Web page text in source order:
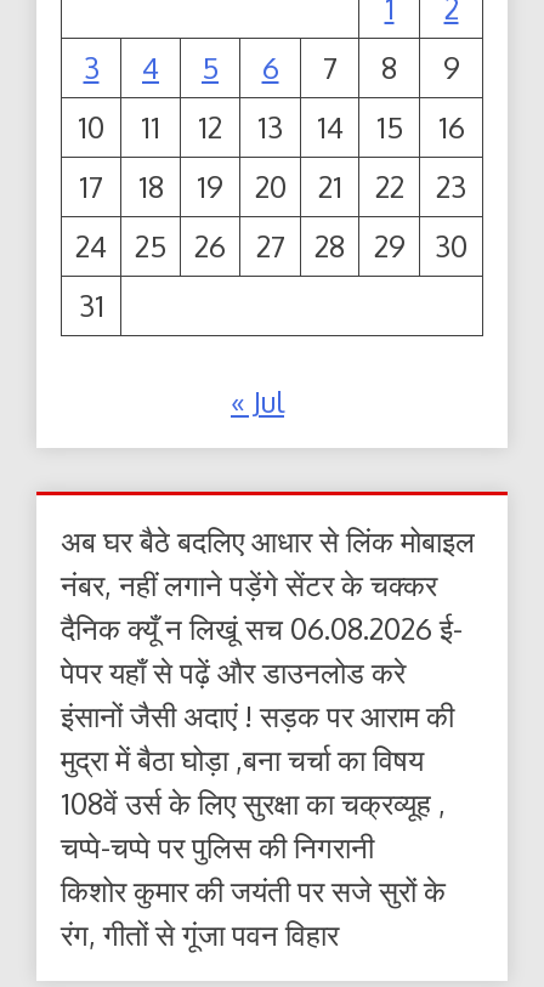
3
4 5 6 7 8
9
10
11 12 13 14 15
16
17
18 19 20 21 22
23
24
25 26 27 28 29
30
31
« Jul
अब घर बैठे बदलिए आधार से लिंक मोबाइल
नंबर, नहीं लगाने पड़ेंगे सेंटर के चक्कर
दैनिक क्यूँ न लिखूं सच 06.08.2026 ई-
पेपर यहाँ से पढ़ें और डाउनलोड करे
इंसानों जैसी अदाएं ! सड़क पर आराम की
मुद्रा में बैठा घोड़ा ,बना चर्चा का विषय
108वें उर्स के लिए सुरक्षा का चक्रव्यूह ,
चप्पे-चप्पे पर पुलिस की निगरानी
किशोर कुमार की जयंती पर सजे सुरों के
रंग, गीतों से गूंजा पवन विहार